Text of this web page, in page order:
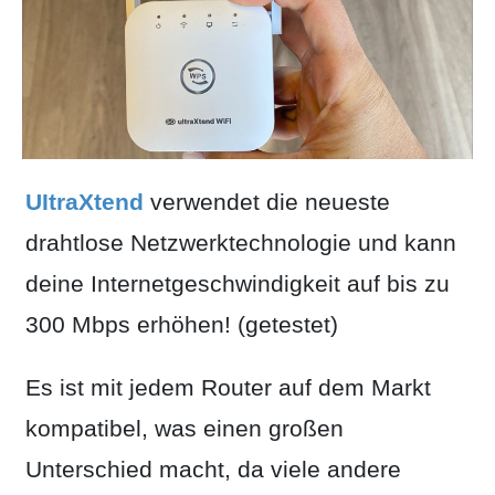
UItraXtend verwendet die neueste
drahtlose Netzwerktechnologie und kann
deine Internetgeschwindigkeit auf bis zu
300 Mbps erhöhen! (getestet)
Es ist mit jedem Router auf dem Markt
kompatibel, was einen großen
Unterschied macht, da viele andere